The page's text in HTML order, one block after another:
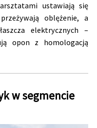
ustawiają się
oblężenie, a
elektrycznych –
opon z homologacją
w segmencie